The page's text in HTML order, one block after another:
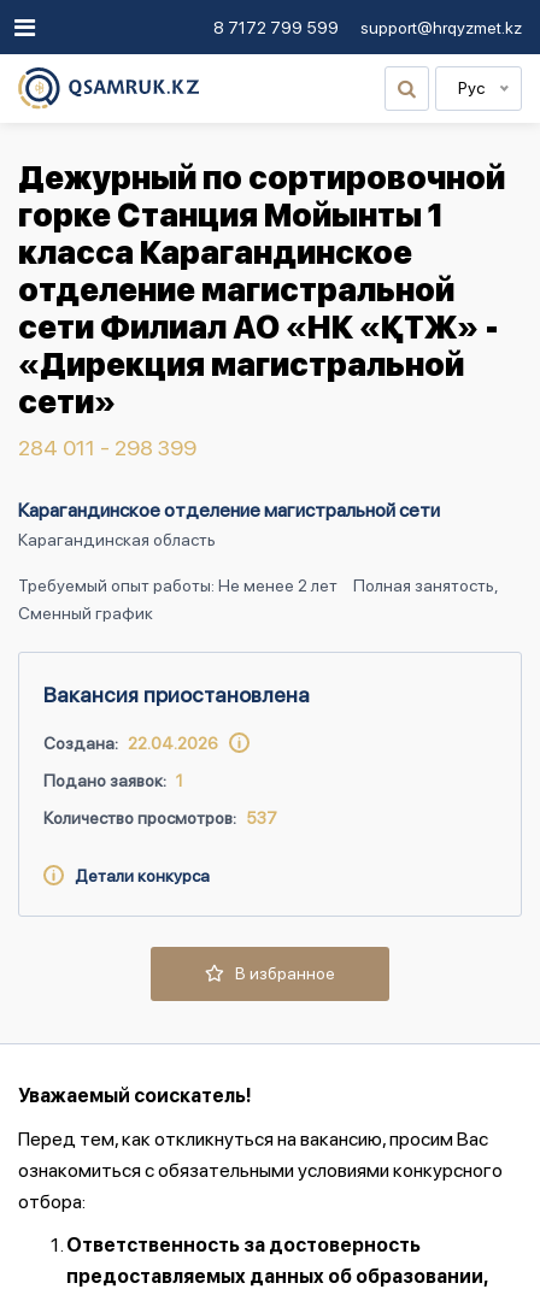
8 7172 799 599 support@hrqyzmet.kz
Рус
Дежурный по сортировочной
горке Станция Мойынты 1
класса Карагандинское
отделение магистральной
сети Филиал АО «НК «ҚТЖ» -
«Дирекция магистральной
сети»
284 011 - 298 399
Карагандинское отделение магистральной сети
Карагандинская область
Требуемый опыт работы: Не менее 2 лет
Полная занятость,
Сменный график
Вакансия приостановлена
Создана: 22.04.2026
Подано заявок: 1
Количество просмотров: 537
Детали конкурса
В избранное
Уважаемый соискатель!
Перед тем, как откликнуться на вакансию, просим Вас
ознакомиться с обязательными условиями конкурсного
отбора:
Ответственность за достоверность
предоставляемых данных об образовании,